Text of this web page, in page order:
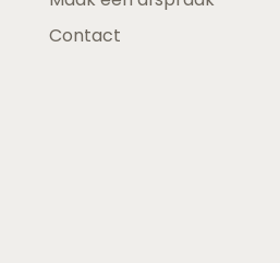
Contact